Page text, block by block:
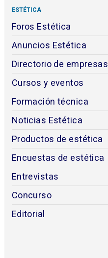
ESTÉTICA
Foros Estética
Anuncios Estética
Directorio de empresas
Cursos y eventos
Formación técnica
Noticias Estética
Productos de estética
Encuestas de estética
Entrevistas
Concurso
Editorial